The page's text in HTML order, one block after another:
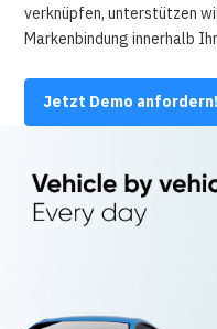
verknüpfen, unterstützen
Markenbindung innerhalb
Jetzt Demo anfordern!